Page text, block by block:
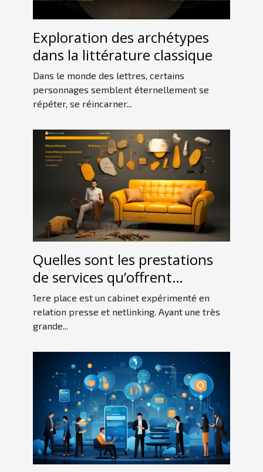
Exploration des archétypes
dans la littérature classique
Dans le monde des lettres, certains
personnages semblent éternellement se
répéter, se réincarner...
Quelles sont les prestations
de services qu’offrent
1erePlace ?
1ere place est un cabinet expérimenté en
relation presse et netlinking. Ayant une très
grande...